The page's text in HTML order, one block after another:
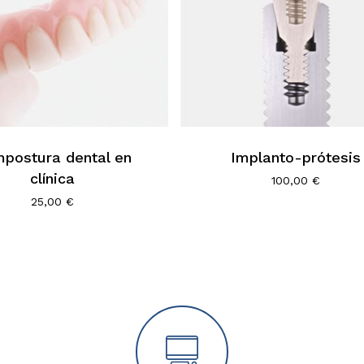
dental en
clínica
25,00 €
Implanto-prótesis
100,00 €